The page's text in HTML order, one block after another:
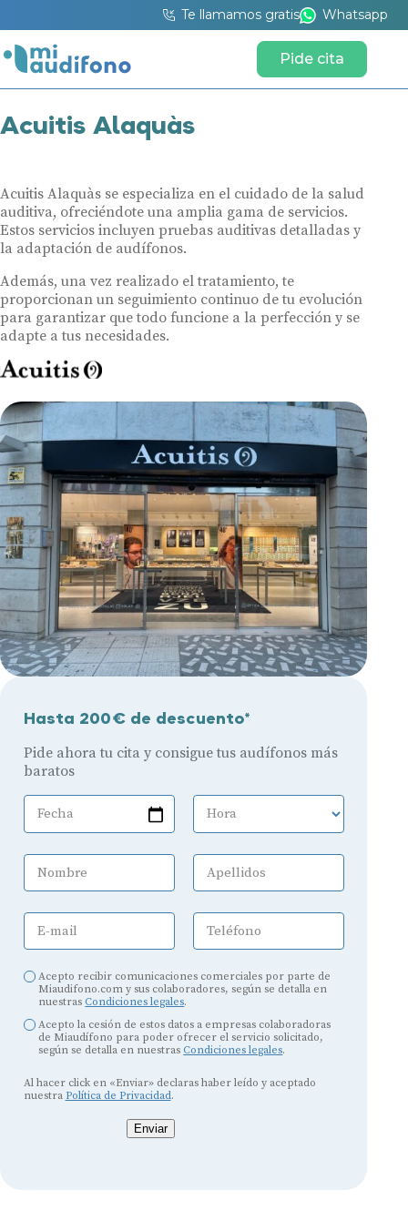
Te llamamos gratis Whatsapp
Pide cita
Acuitis Alaquàs
Acuitis Alaquàs se especializa en el cuidado de la salud
auditiva, ofreciéndote una amplia gama de servicios.
Estos servicios incluyen pruebas auditivas detalladas y
la adaptación de audífonos.
Además, una vez realizado el tratamiento, te
proporcionan un seguimiento continuo de tu evolución
para garantizar que todo funcione a la perfección y se
adapte a tus necesidades.
Hasta 200€ de descuento*
Pide ahora tu cita y consigue tus audífonos más
baratos
Fecha Hora
Nombre Apellidos
E-mail Teléfono
Acepto recibir comunicaciones comerciales por parte de
Miaudifono.com y sus colaboradores, según se detalla en
nuestras Condiciones legales.
Acepto la cesión de estos datos a empresas colaboradoras
de Miaudífono para poder ofrecer el servicio solicitado,
según se detalla en nuestras Condiciones legales.
Al hacer click en «Enviar» declaras haber leído y aceptado
nuestra Política de Privacidad.
Enviar